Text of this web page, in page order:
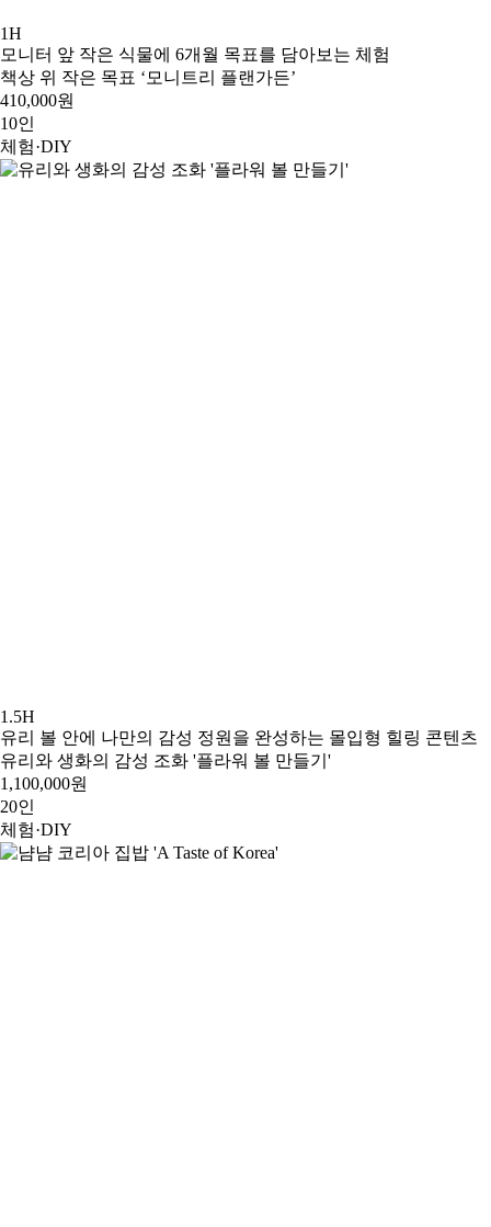
1H
모니터 앞 작은 식물에 6개월 목표를 담아보는 체험
책상 위 작은 목표 ‘모니트리 플랜가든’
410,000원
10인
체험·DIY
1.5H
유리 볼 안에 나만의 감성 정원을 완성하는 몰입형 힐링 콘텐츠
유리와 생화의 감성 조화 '플라워 볼 만들기'
1,100,000원
20인
체험·DIY